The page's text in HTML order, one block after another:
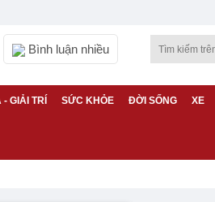
Bình luận nhiều
GIẢI TRÍ SỨC KHỎE ĐỜI SỐNG XE